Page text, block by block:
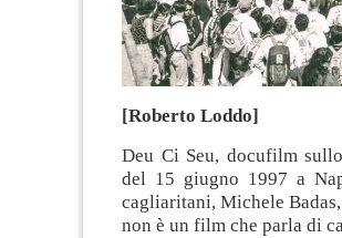
[Roberto Loddo]
Deu Ci Seu, docufilm
del 15 giugno 1997 a
cagliaritani, Michele
non è un film che parla di